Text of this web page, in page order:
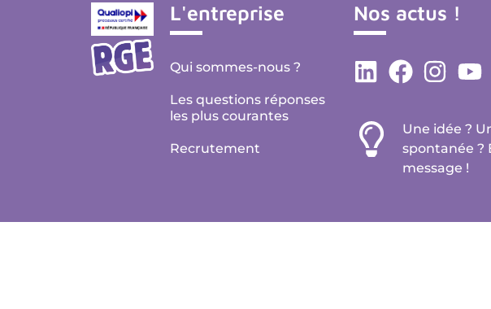
L'entreprise
Qui sommes-nous ?
Les questions réponses
les plus courantes
Recrutement
Nos actus !
Une idée ?
spontanée ?
message !